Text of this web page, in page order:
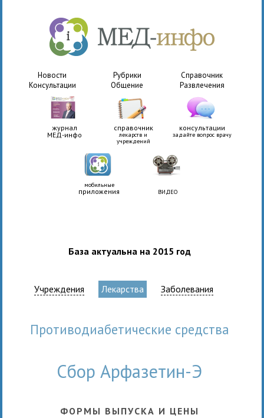
Новости Рубрики
Справочник
Консультации
Общение Развлечения
журнал
МЕД-инфо
справочник
лекарств и
учреждений
консультации
задайте вопрос врачу
мобильные
приложения ВИДЕО
База актуальна на 2015 год
Учреждения Лекарства Заболевания
противодиабетические средства
Сбор Арфазетин-Э
ФОРМЫ ВЫПУСКА И ЦЕНЫ